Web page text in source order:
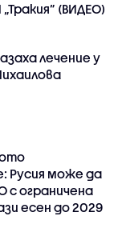
(ВИДЕО)
лечение у
Русия може да
с ограничена
есен до 2029